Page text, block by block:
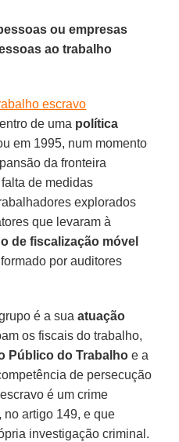
ou empresas
ao trabalho
escravo
de uma política
em 1995, num momento
da fronteira
de medidas
explorados
que levaram à
de fiscalização móvel
por auditores
é a suaatuação
os fiscais do trabalho,
Público do Trabalho e a
de persecução
é um crime
, no artigo 149, e que
investigação criminal.